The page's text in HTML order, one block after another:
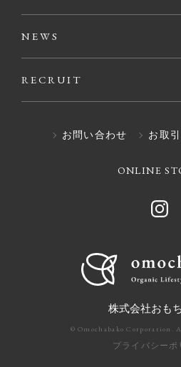
NEWS
RECRUIT
お問い合わせ お取
ONLINE
株式会社おも
© Omochabako Corporation.
プライバシーポ